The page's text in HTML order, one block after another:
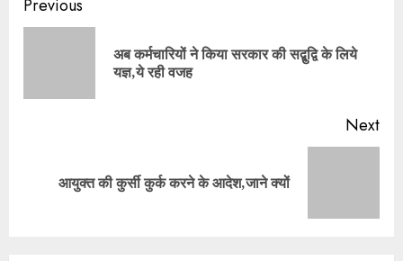
Continue
Reading
Previous
अब कर्मचारियों ने किया सरकार की सद्बुद्वि के लिये
यज्ञ,ये रही वजह
Next
Nextआयुक्त की कुर्सी कुर्क करने के आदेश,जाने क्यों